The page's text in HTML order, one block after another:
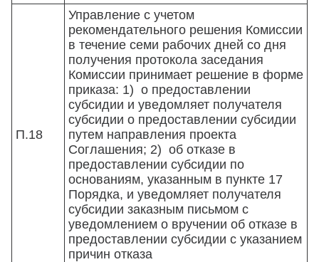
П.18
Управление с учетом
рекомендательного решения Комиссии
в течение семи рабочих дней со дня
получения протокола заседания
Комиссии принимает решение в форме
приказа: 1) о предоставлении
субсидии и уведомляет получателя
субсидии о предоставлении субсидии
путем направления проекта
Соглашения; 2) об отказе в
предоставлении субсидии по
основаниям, указанным в пункте 17
Порядка, и уведомляет получателя
субсидии заказным письмом с
уведомлением о вручении об отказе в
предоставлении субсидии с указанием
причин отказа